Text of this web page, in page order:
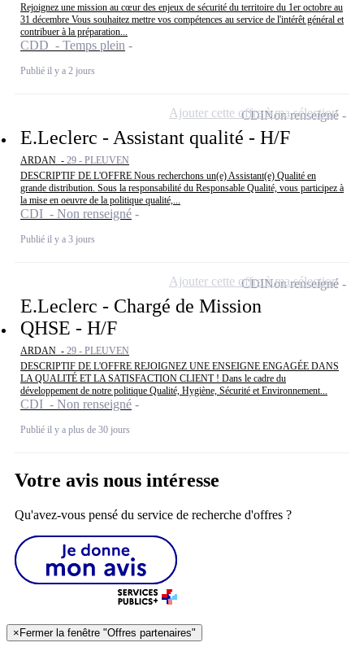
Rejoignez une mission au cœur des enjeux de sécurité du territoire du 1er octobre au
31 décembre Vous souhaitez mettre vos compétences au service de l'intérêt général et
contribuer à la préparation...
CDD - Temps plein
Publié il y a 2 jours
E.Leclerc - Assistant qualité - H/F
ARDAN - 29 - PLEUVEN
DESCRIPTIF DE L'OFFRE Nous recherchons un(e) Assistant(e) Qualité en
grande distribution. Sous la responsabilité du Responsable Qualité, vous participez à
la mise en oeuvre de la politique qualité,...
CDI - Non renseigné
Publié il y a 3 jours
CDINon renseigné
Ajouter cette offre à ma sélection
E.Leclerc - Chargé de Mission
QHSE - H/F
ARDAN - 29 - PLEUVEN
DESCRIPTIF DE L'OFFRE REJOIGNEZ UNE ENSEIGNE ENGAGÉE DANS
LA QUALITÉ ET LA SATISFACTION CLIENT ! Dans le cadre du
développement de notre politique Qualité, Hygiène, Sécurité et Environnement...
CDI - Non renseigné
Publié il y a plus de 30 jours
CDINon renseigné
Ajouter cette offre à ma sélection
Votre avis nous intéresse
Qu'avez-vous pensé du service de recherche d'offres ?
×Fermer la fenêtre "Offres partenaires"